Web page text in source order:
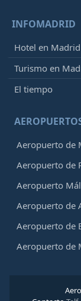
INFOMADRID
Hotel en Madrid
Turismo en
El tiempo
Aeropuerto de
Aeropuerto de
Aeropuerto
Aeropuerto de
Aeropuerto de
Aeropuerto de